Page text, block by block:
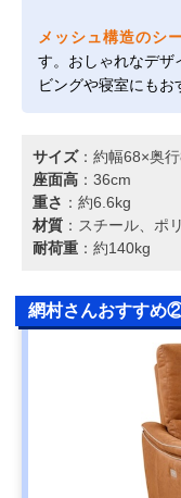
メッシュ構造のシ
す。おしゃれなデザ
ビングや寝室にもお
サイズ：約幅68×奥
座面高 ：36cm
重さ ：約6.6kg
材質 ：スチール、ポ
耐荷重 ：約140kg
網村さんおすすめ